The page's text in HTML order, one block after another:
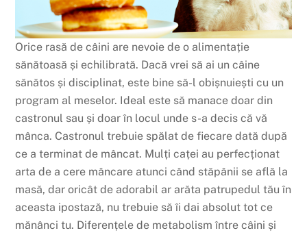
Orice rasă decâini are nevoie de o alimentație
sănătoasă și echilibrată. Dacă vrei să ai uncâine
sănătos și disciplinat, este bine să-lobișnuiești cu un
program al meselor. Ideal este să manace doar din
castronul sau și doarîn locul unde s-a deciscă vă
mânca. Castronul trebuie spălat de fiecaredată după
ce a terminat de mâncat. Mulți caței au perfecționat
arta de a cere mâncare atuncicând stăpânii se află la
masă, daroricât de adorabil ar arăta patrupedultău în
aceasta ipostază, nu trebuie să îi dai absolut tot ce
mănânci tu. Diferențele de metabolismîntre câini și